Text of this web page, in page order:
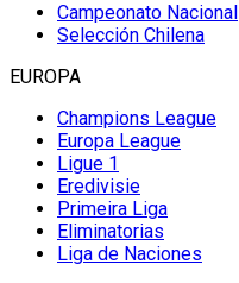
Campeonato Nacional
Selección Chilena
EUROPA
Champions League
Europa League
Ligue 1
Eredivisie
Primeira Liga
Eliminatorias
Liga de Naciones